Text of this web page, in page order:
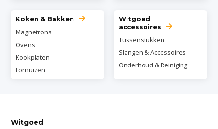
Koken & Bakken
Magnetrons
Ovens
Kookplaten
Fornuizen
Witgoed
accessoires
Tussenstukken
Slangen & Accessoires
Onderhoud & Reiniging
Witgoed